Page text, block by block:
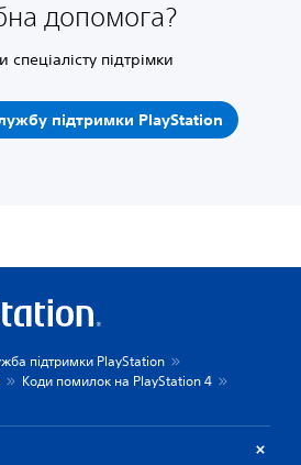
допомога?
спеціалісту підтрімки
підтримки PlayStation
підтримки PlayStation
Коди помилок на PlayStation 4